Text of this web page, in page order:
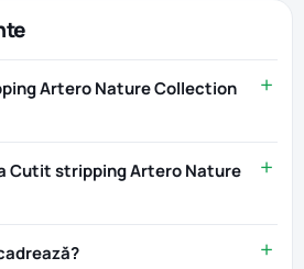
Artero Nature Collection
Cutit stripping Artero Nature